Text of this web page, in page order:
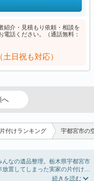
紹介・見積もり依頼・相談を
話ください。（通話無料：
日祝も対応）
へ
付けランキング 宇都宮市の
なの遺品整理。栃木県宇都宮市
置してしまった実家の片付け
処分・回収・引き取りまで対応